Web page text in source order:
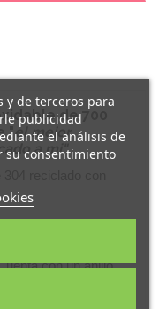
de 700
"el mejor
a mi".
reciclado con
y un asa de
con un anillo
sistema antigoteo,
y de terceros para
publicidad
el análisis de
su consentimiento